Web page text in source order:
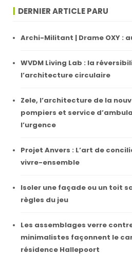
DERNIER ARTICLE PARU
Archi-Militant | Drame OXY :
WVDM Living Lab : la
l’architecture circulaire
Zele, l’architecture de la
pompiers et service
l’urgence
Projet Anvers : L’art de
vivre-ensemble
Isoler une façade ou un toit
règles du jeu
Les assemblages verre
minimalistes façonnent le
résidence Hallepoort